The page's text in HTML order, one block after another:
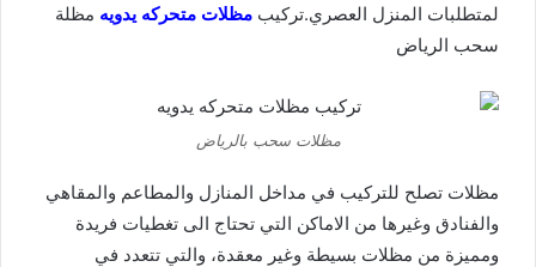
لمتطلبات المنزل العصري.تركيب مظلات متحركه يدويه مظلة
سحب الرياض
مظلات سحب بالرياض
مظلات تصلح للتركيب في مداخل المنازل والمطاعم والمقاهي
والفنادق وغيرها من الاماكن التي تحتاج الى تغطيات فريدة
ومميزة من مظلات بسيطة وغير معقدة، والتي تتعدد في